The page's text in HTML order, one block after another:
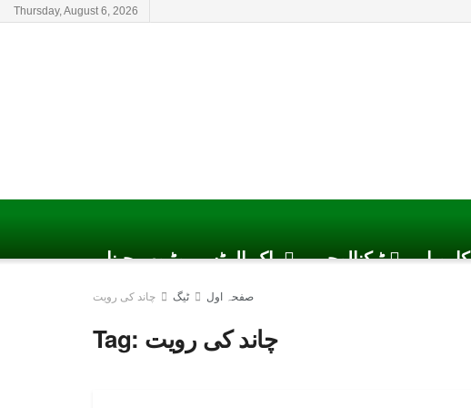
Thursday, August 6, 2026
پاک الرٹس یوٹیوب چینل ٹیکنالوجی کاروبار
صفحہ اول ٹیگ چاند کی رویت
Tag: چاند کی رویت